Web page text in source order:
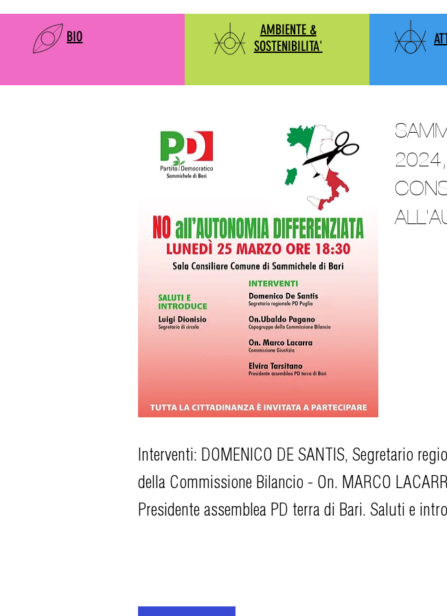
BIO
AMBIENTE &
SOSTENIBILITA'
Interventi: DOMENICO DE SANTIS, Segretario
della Commissione Bilancio - On. MARCO
Presidente assemblea PD terra di Bari. Saluti e